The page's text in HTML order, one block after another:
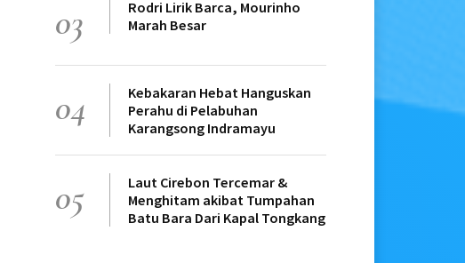
03
Rodri Lirik Barca, Mourinho
Marah Besar
04
Kebakaran Hebat Hanguskan
Perahu di Pelabuhan
Karangsong Indramayu
05
Laut Cirebon Tercemar &
Menghitam akibat Tumpahan
Batu Bara Dari Kapal Tongkang